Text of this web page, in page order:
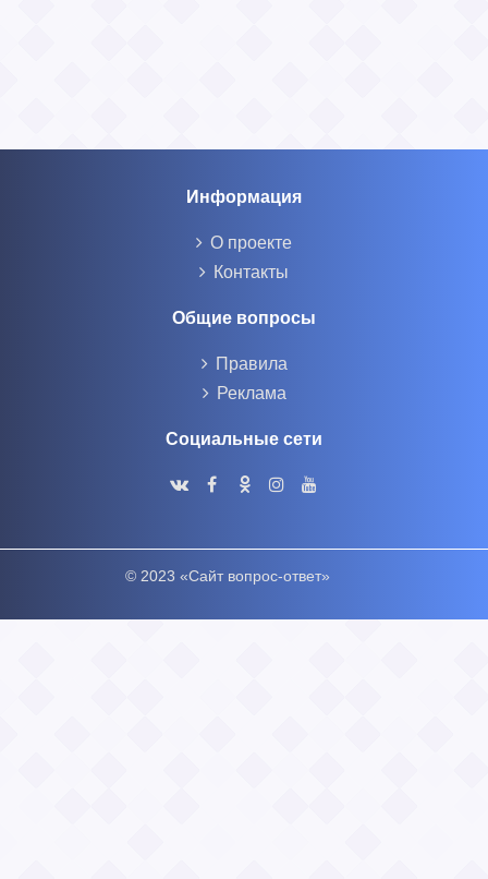
Информация
О проекте
Контакты
Общие вопросы
Правила
Реклама
Социальные сети
© 2023 «Сайт вопрос-ответ»